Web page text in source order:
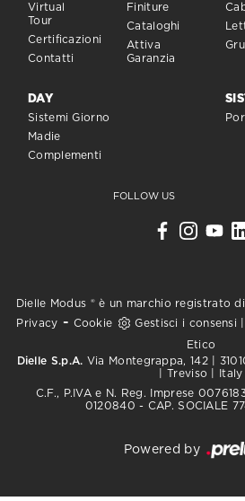
Virtual
Tour
Certificazioni
Contatti
Finiture
Cataloghi
Attiva
Garanzia
DAY
Sistemi Giorno
Madie
Complementi
FOLLOW US
Dielle Modus ® è un marchio registrato
Privacy - Cookie Gestisci i consensi
Etico
Dielle S.p.A. Via Montegrappa, 142 |
| Treviso | Italy
C.F., P.IVA e N. Reg. Imprese
0120840 - CAP. SOCIALE
Powered by